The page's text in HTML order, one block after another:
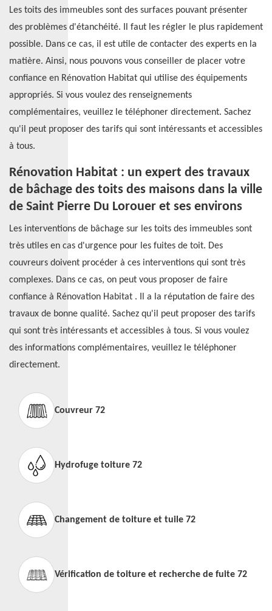
Les toits des immeubles sont des surfaces pouvant présenter
des problèmes d'étanchéité. Il faut les régler le plus rapidement
possible. Dans ce cas, il est utile de contacter des experts en la
matière. Ainsi, nous pouvons vous conseiller de placer votre
confiance en Rénovation Habitat qui utilise des équipements
appropriés. Si vous voulez des renseignements
complémentaires, veuillez le téléphoner directement. Sachez
qu'il peut proposer des tarifs qui sont intéressants et accessibles
à tous.
Rénovation Habitat : un expert des travaux
de bâchage des toits des maisons dans la ville
de Saint Pierre Du Lorouer et ses environs
Les interventions de bâchage sur les toits des immeubles sont
très utiles en cas d'urgence pour les fuites de toit. Des
couvreurs doivent procéder à ces interventions qui sont très
complexes. Dans ce cas, on peut vous proposer de faire
confiance à Rénovation Habitat . Il a la réputation de faire des
travaux de bonne qualité. Sachez qu'il peut proposer des tarifs
qui sont très intéressants et accessibles à tous. Si vous voulez
des informations complémentaires, veuillez le téléphoner
directement.
Couvreur 72
Hydrofuge toiture 72
Changement de toiture et tuile 72
Vérification de toiture et recherche de fuite 72